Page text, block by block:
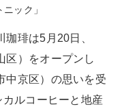
ック」
珈琲は5月20日、
区）をオープンし
中京区）の思いを受
ルコーヒーと地産